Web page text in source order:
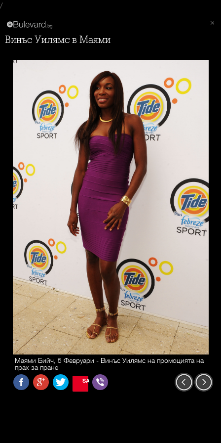
/
Винъс Уилямс в Маями
Маями Бийч, 5 Февруари - Винъс Уилямс на промоцията на
прах за пране
SAVE